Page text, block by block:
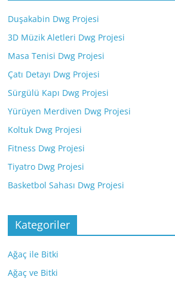
Duşakabin Dwg Projesi
3D Müzik Aletleri Dwg Projesi
Masa Tenisi Dwg Projesi
Çatı Detayı Dwg Projesi
Sürgülü Kapı Dwg Projesi
Yürüyen Merdiven Dwg Projesi
Koltuk Dwg Projesi
Fitness Dwg Projesi
Tiyatro Dwg Projesi
Basketbol Sahası Dwg Projesi
Kategoriler
Ağaç ile Bitki
Ağaç ve Bitki